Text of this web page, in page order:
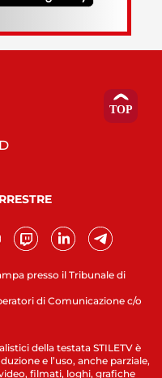
presso il Tribunale di
di Comunicazione c/o
della testata STILETV è
e l’uso, anche parziale,
filmati, loghi, grafiche